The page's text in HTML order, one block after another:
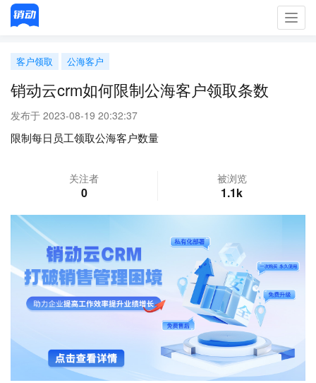
客户领取 公海客户
销动云crm如何限制公海客户领取条数
发布于 2023-08-19 20:32:37
限制每日员工领取公海客户数量
关注者
0
被浏览
1.1k